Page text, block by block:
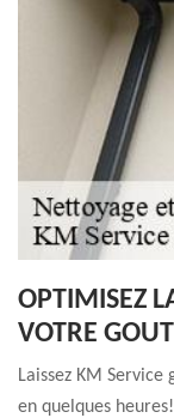
OPTIMISEZ
VOTRE
Laissez KM
en quelques